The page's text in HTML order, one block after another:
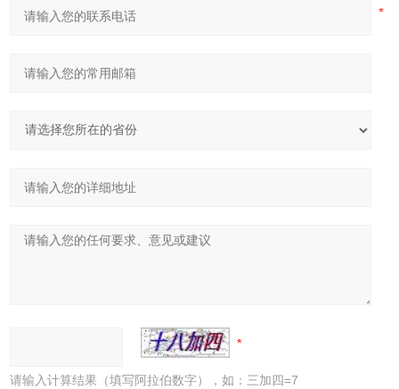
请输入计算结果（填写阿拉伯数字），如：三加四=7